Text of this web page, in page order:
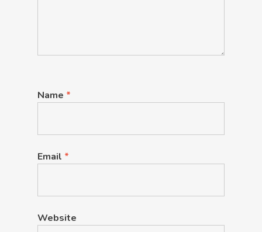
Name *
Email *
Website